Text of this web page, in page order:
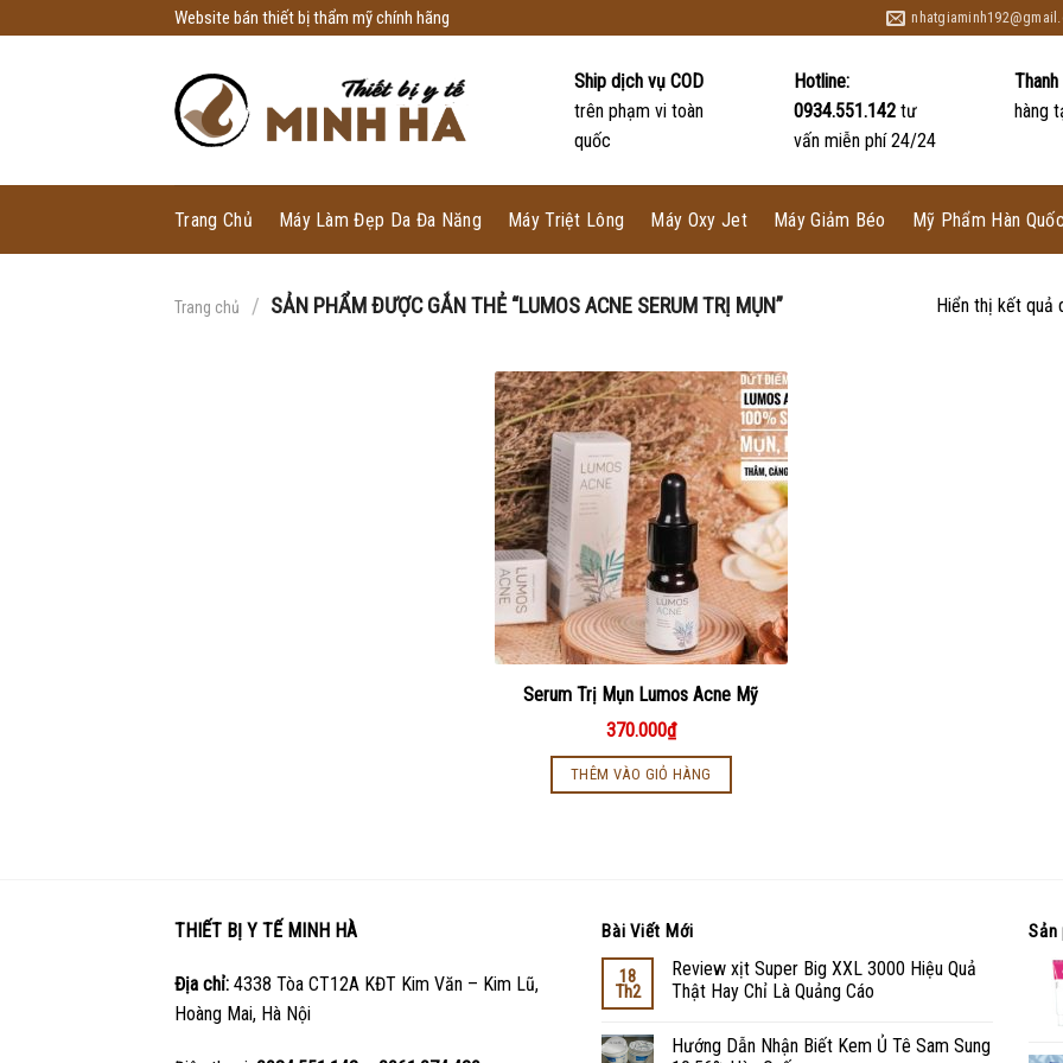
to
Website bán thiết bị thẩm mỹ chính hãng
Ship dịch vụ COD
trên phạm vi toàn
quốc
Hotline:
0934.551.142 tư
vấn miễn phí 24/24
hàng
Trang Chủ Máy Làm Đẹp Da Đa Năng Máy Triệt Lông Máy Oxy Jet Máy Giảm Béo Mỹ Phẩm Hàn
Trang chủ / SẢN PHẨM ĐƯỢC GẮN THẺ “LUMOS ACNE SERUM TRỊ MỤN” Hiển thị kết quả
Serum Trị Mụn Lumos Acne Mỹ
370.000₫
THÊM VÀO GIỎ HÀNG
THIẾT BỊ Y TẾ MINH HÀ
Địa chỉ: 4338 Tòa CT12A KĐT Kim Văn – Kim Lũ,
Hoàng Mai, Hà Nội
Bài Viết Mới
18
Th2
Review xịt Super Big XXL 3000 Hiệu Quả
Thật Hay Chỉ Là Quảng Cáo
Hướng Dẫn Nhận Biết Kem Ủ Tê Sam Sung
Sản